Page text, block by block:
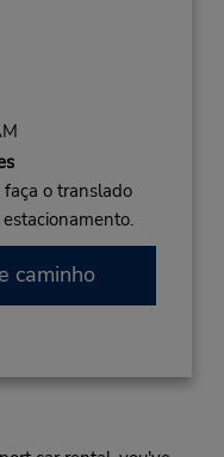
faça o translado
caminho